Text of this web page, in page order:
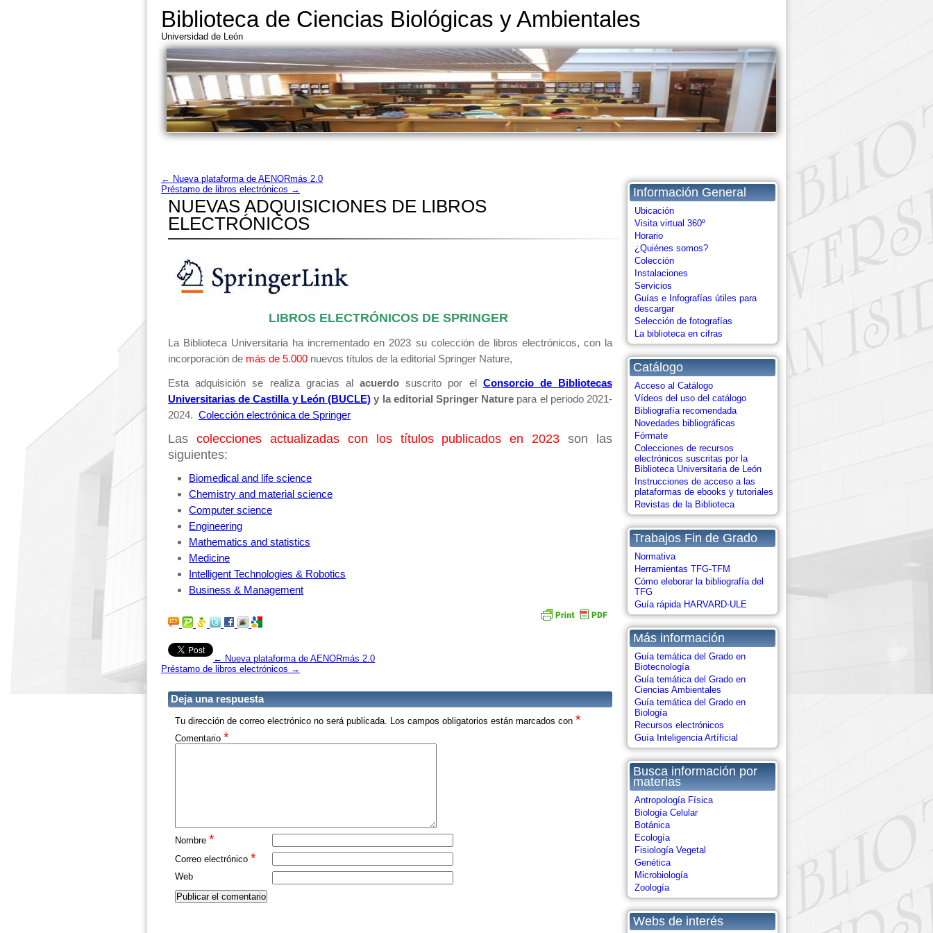
Biblioteca de Ciencias Biológicas y Ambientales
Universidad de León
Información General
Ubicación
Visita virtual 360º
Horario
¿Quiénes somos?
Colección
Instalaciones
Servicios
Guías e Infografías útiles para
descargar
Selección de fotografías
La biblioteca en cifras
Catálogo
Acceso al Catálogo
Vídeos del uso del catálogo
Bibliografía recomendada
Novedades bibliográficas
Fórmate
Colecciones de recursos
electrónicos suscritas por la
Biblioteca Universitaria de León
Instrucciones de acceso a las
plataformas de ebooks y tutoriales
Revistas de la Biblioteca
Trabajos Fin de Grado
Normativa
Herramientas TFG-TFM
Cómo eleborar la bibliografía del
TFG
Guía rápida HARVARD-ULE
Más información
Guía temática del Grado en
Biotecnología
Guía temática del Grado en
Ciencias Ambientales
Guía temática del Grado en
Biología
Recursos electrónicos
Guía Inteligencia Artíficial
Busca información por
materias
Antropología Física
Biología Celular
Botánica
Ecología
Fisiología Vegetal
Genética
Microbiología
Zoología
Webs de interés
← Nueva plataforma de AENORmás 2.0
Préstamo de libros electrónicos →
NUEVAS ADQUISICIONES DE LIBROS
ELECTRÓNICOS
LIBROS ELECTRÓNICOS DE SPRINGER
La Biblioteca Universitaria ha incrementado en 2023 su colección de libros electrónicos, con la
incorporación de más de 5.000 nuevos títulos de la editorial Springer Nature,
Esta adquisición se realiza gracias al acuerdo suscrito por el Consorcio de Bibliotecas
Universitarias de Castilla y León (BUCLE) y la editorial Springer Nature para el periodo 2021-
2024. Colección electrónica de Springer
Las colecciones actualizadas con los títulos publicados en 2023 son las
siguientes:
Biomedical and life science
Chemistry and material science
Computer science
Engineering
Mathematics and statistics
Medicine
Intelligent Technologies & Robotics
Business & Management
← Nueva plataforma de AENORmás 2.0
Préstamo de libros electrónicos →
Deja una respuesta
Tu dirección de correo electrónico no será publicada. Los campos obligatorios están marcados con *
Comentario *
Nombre *
Correo electrónico *
Web